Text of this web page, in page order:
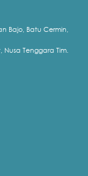
Bajo, Batu Cermin,
Tenggara Tim.